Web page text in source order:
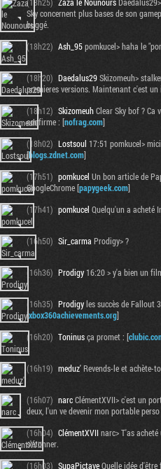
Sky concernent plus bases de son
buggé.
(18h22) Ash_95pomkucel> haha le
(18h20) Daedalus29Skizomeuh>
premieres versions. Maintenant c'est
(18h12) SkizomeuhClear Sky bof ? Ca
confirme : [nofrag.com]
(18h02) Lostsoul 17:51 pomkucel>
[blogs.zdnet.com]
(17h51) pomkucel Un bon article de
GoogleChrome [papygeek.com]
(17h41) pomkucel Quelqu'un a acheté
(16h50) Sir_carma Prodigy> ?
(16h36) Prodigy 16:20 > y'a bien un
(16h35) Prodigyles succès de Fallout
[xbox360achievements.org]
(16h20) Toninusça promet : [
(16h19) meduz'Revends-le et achète-
(16h07) narcClémentXVII> c'est un
deux, l'un ve devenir mon portable
(16h04) ClémentXVIInarc> T'as
s'étonner.
(16h03) SupaPictaveQuelle idée